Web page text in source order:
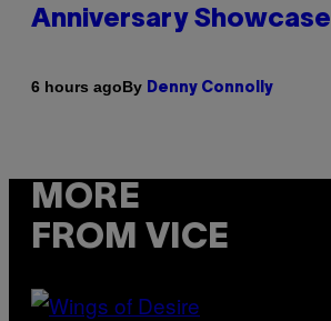
Anniversary Showcase
6 hours agoBy Denny Connolly
MORE
FROM VICE